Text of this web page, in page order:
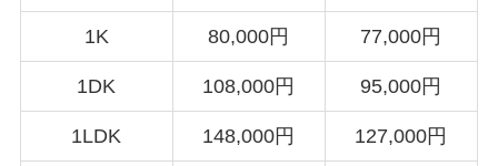
1K 80,000円 77,000円
1DK 108,000円 95,000円
1LDK 148,000円 127,000円